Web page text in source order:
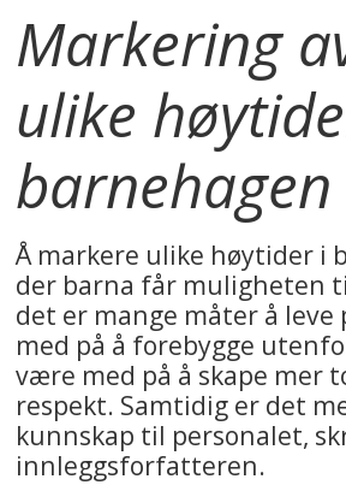
Markering
ulike
barnehagen
Å markere ulike høytider i
der barna får muligheten
det er mange måter å leve
med på å forebygge
være med på å skape mer
respekt. Samtidig er det
kunnskap til personalet,
innleggsforfatteren.